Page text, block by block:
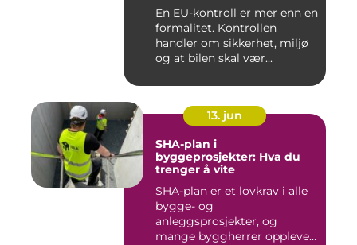
En EU-kontroll er mer enn en
formalitet. Kontrollen
handler om sikkerhet, miljø
og at bilen skal vær...
13. jun
SHA-plan i
byggeprosjekter: Hva du
trenger å vite
SHA-plan er et lovkrav i alle
bygge- og
anleggsprosjekter, og
mange byggherrer opplever